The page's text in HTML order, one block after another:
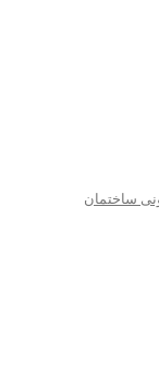
ساختمان